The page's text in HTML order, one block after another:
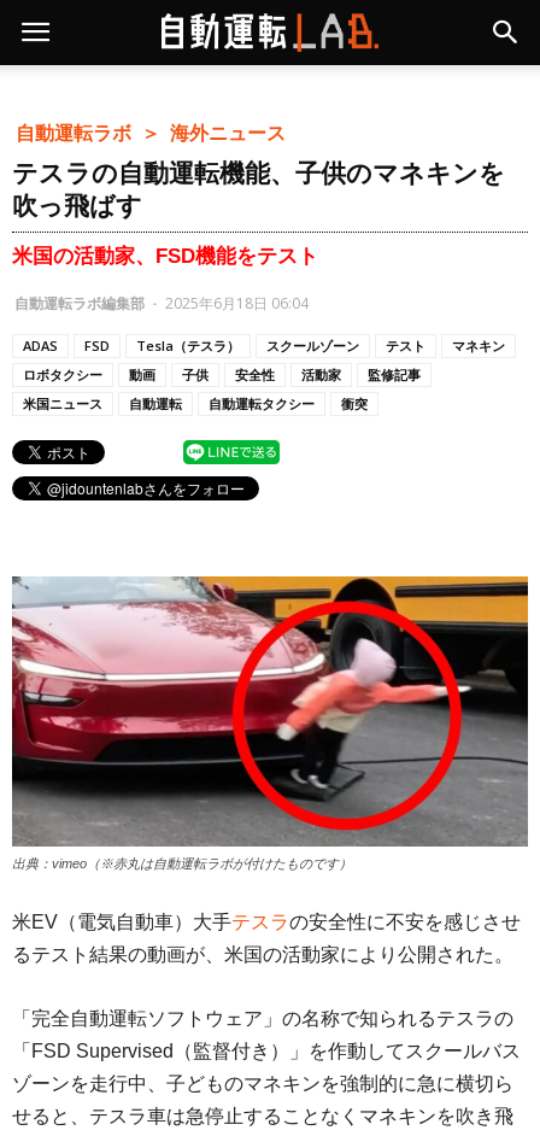
自動運転ラボ ＞ 海外ニュース
テスラの自動運転機能、子供のマネキンを
吹っ飛ばす
米国の活動家、FSD機能をテスト
自動運転ラボ編集部 - 2025年6月18日 06:04
ADAS FSD Tesla（テスラ） スクールゾーン テスト
マネキン
ロボタクシー
動画 子供 安全性 活動家
監修記事
米国ニュース
自動運転 自動運転タクシー 衝突
出典：vimeo（※赤丸は自動運転ラボが付けたものです）
米EV（電気自動車）大手テスラの安全性に不安を感じさせ
るテスト結果の動画が、米国の活動家により公開された。
「完全自動運転ソフトウェア」の名称で知られるテスラの
「FSD Supervised（監督付き）」を作動してスクールバス
ゾーンを走行中、子どものマネキンを強制的に急に横切ら
せると、テスラ車は急停止することなくマネキンを吹き飛